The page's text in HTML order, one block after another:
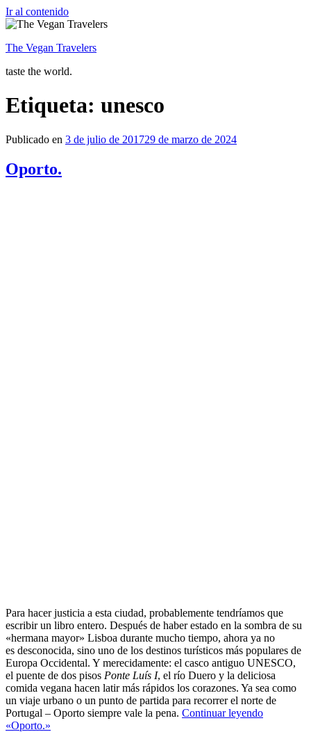
Ir al contenido
The Vegan Travelers
taste the world.
Etiqueta: unesco
Publicado en 3 de julio de 201729 de marzo de 2024
Oporto.
Para hacer justicia a esta ciudad, probablemente tendríamos que
escribir un libro entero. Después de haber estado en la sombra de su
«hermana mayor» Lisboa durante mucho tiempo, ahora ya no
es desconocida, sino uno de los destinos turísticos más populares de
Europa Occidental. Y merecidamente: el casco antiguo UNESCO,
el puente de dos pisos Ponte Luís I, el río Duero y la deliciosa
comida vegana hacen latir más rápidos los corazones. Ya sea como
un viaje urbano o un punto de partida para recorrer el norte de
Portugal – Oporto siempre vale la pena. Continuar leyendo
«Oporto.»